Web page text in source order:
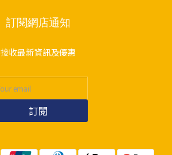
訂閱網店通知
接收最新資訊及優惠
訂閱